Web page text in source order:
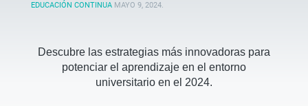
EDUCACIÓN CONTINUA MAYO 9, 2024.
Descubre las estrategias más innovadoras para
potenciar el aprendizaje en el entorno
universitario en el 2024.